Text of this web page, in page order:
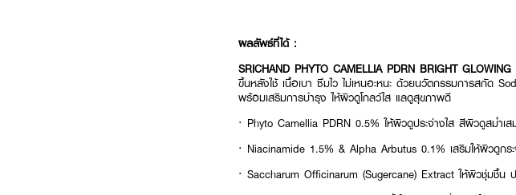
ผลลัพธ์ที่ได้ :
SRICHAND PHYTO CAMELLIA PDRN BRIGHT GLOWING
ขึ้นหลังใช้ เนื้อเบา ซึมไว ไม่เหนอะหนะ ด้วยนวัตกรรมการสกัด
พร้อมเสริมการบำรุง ให้ผิวดูโกลว์ใส แลดูสุขภาพดี
· Phyto Camellia PDRN 0.5% ให้ผิวดูประจ่างใส สีผิวดูสม่ำเส
· Niacinamide 1.5% & Alpha Arbutus 0.1% เสริมให้ผิวดูกร
· Saccharum Officinarum (Sugercane) Extract ให้ผิวชุ่มชื้น